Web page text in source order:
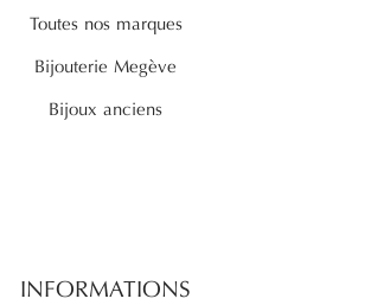
Toutes nos marques
Bijouterie Megève
Bijoux anciens
INFORMATIONS